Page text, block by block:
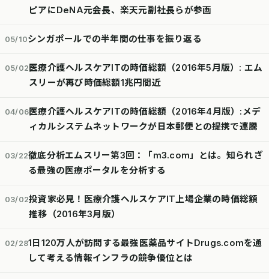
ピアにDeNA元会長、楽天元副社長らが参画
05/10シンガポールでの半年間の仕事を振り返る
05/02医療介護ヘルスケアITの時価総額（2016年5月版）: エム
スリーが再び時価総額1兆円間近
04/06医療介護ヘルスケアITの時価総額（2016年4月版）:メデ
ィカルシステムネットワークが日本郵便との提携で連騰
03/22徹底分析エムスリー第3回：「m3.com」とは。知られざ
る最強の医療ポータルを分析する
03/02投資家必見！医療介護ヘルスケアIT上場企業の時価総額
推移（2016年3月版）
02/281日120万人が訪問する最強医薬品サイトDrugs.comを通
して考える情報インフラの競争優位とは